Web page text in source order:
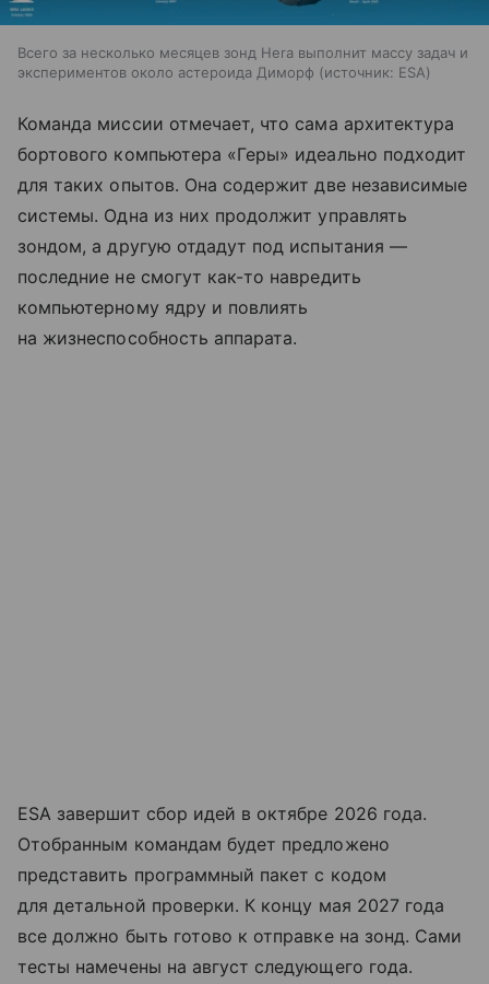
Всего за несколько месяцев зонд Hera выполнит массу задач и
экспериментов около астероида Диморф
источник: ESA
Команда миссии отмечает, что сама архитектура
бортового компьютера «Геры» идеально подходит
для таких опытов. Она содержит две независимые
системы. Одна из них продолжит управлять
зондом, а другую отдадут под испытания —
последние не смогут как-то навредить
компьютерному ядру и повлиять
на жизнеспособность аппарата.
ESA завершит сбор идей в октябре 2026 года.
Отобранным командам будет предложено
представить программный пакет с кодом
для детальной проверки. К концу мая 2027 года
все должно быть готово к отправке на зонд. Сами
тесты намечены на август следующего года.